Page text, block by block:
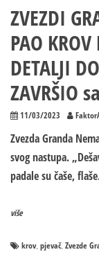
ZVEZDI
PAO
DETALJI
ZAVRŠIO
11/03/2023
Zvezda Granda
svog nastupa.
padale su čaše,
više
krov, pjevač, Zvezde